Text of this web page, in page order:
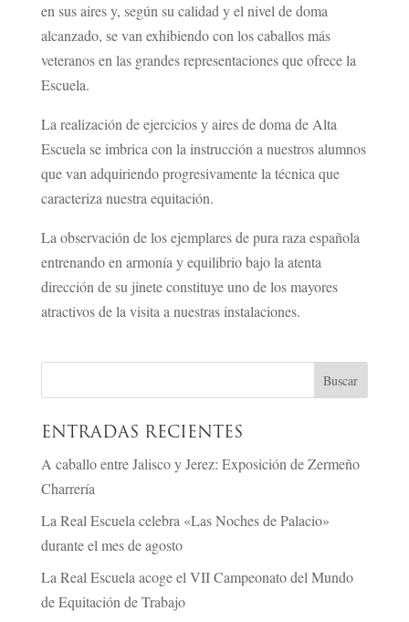
en sus aires y, según su calidad y el nivel de doma
alcanzado, se van exhibiendo con los caballos más
veteranos en las grandes representaciones que ofrece la
Escuela.
La realización de ejercicios y aires de doma de Alta
Escuela se imbrica con la instrucción a nuestros alumnos
que van adquiriendo progresivamente la técnica que
caracteriza nuestra equitación.
La observación de los ejemplares de pura raza española
entrenando en armonía y equilibrio bajo la atenta
dirección de su jinete constituye uno de los mayores
atractivos de la visita a nuestras instalaciones.
ENTRADAS RECIENTES
A caballo entre Jalisco y Jerez: Exposición de Zermeño
Charrería
La Real Escuela celebra «Las Noches de Palacio»
durante el mes de agosto
La Real Escuela acoge el VII Campeonato del Mundo
de Equitación de Trabajo